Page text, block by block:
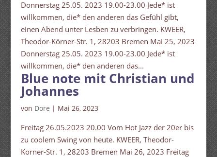
Donnerstag 25.05. 2023 19.00-23.00 Jede* ist
willkommen, die* den anderen das Gefühl gibt,
einen Abend unter Lesben zu verbringen. KWEER,
Theodor-Körner-Str. 1, 28203 Bremen Mai 25, 2023
Donnerstag 25.05. 2023 19.00-23.00 Jede* ist
willkommen, die* den anderen das...
Blue note mit Christian und
Johannes
von Dore | Mai 26, 2023
Freitag 26.05.2023 20.00 Vom Hot Jazz der 20er bis
zu coolem Swing von heute. KWEER, Theodor-
Körner-Str. 1, 28203 Bremen Mai 26, 2023 Freitag